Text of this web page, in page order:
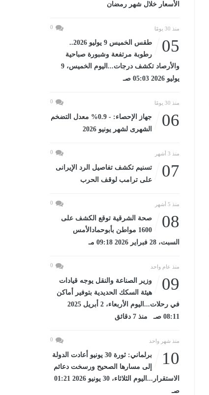
الأسعار خلال شهر رمضان
منذ 30 يومًا 0
05
طقس الخميس 9 يوليو 2026..
رطوبة مرتفعة وشبورة صباحية
والأرصاد تكشف درجات...اليوم الخميس، 9
يوليو 2026 05:03 صـ
منذ 30 يومًا 0
06
جهاز الإحصاء: - 0.9% معدل التضخم
الشهرى لشهر يونيو 2026
منذ 3 أشهر 0
07
تسنيم تكشف تفاصيل الرد الإيرانى
على ترامب لوقف الحرب
منذ 5 أشهر 0
08
صحة الشرقية توقع الكشف على
1600 مواطن بأبوحمادالأمس
السبت، 28 فبراير 2026 09:18 مـ
منذ عام واحد 0
09
وزير الصناعة والنقل يوجه قيادات
هيئة السكك الحديدية بتوفير أماكن
في رحلات...اليوم الأربعاء، 2 أبريل 2025
08:11 صـ منذ 7 دقائق
منذ شهر واحد 0
10
برلماني: ثورة 30 يونيو أعادت الدولة
إلى مسارها الصحيح ورسخت دعائم
الاستقرار...اليوم الثلاثاء، 30 يونيو 2026 01:21
صـ